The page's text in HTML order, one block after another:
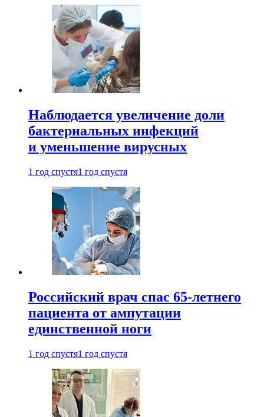
Наблюдается увеличение доли
бактериальных инфекций
и уменьшение вирусных
1 год спустя1 год спустя
Российский врач спас 65-летнего
пациента от ампутации
единственной ноги
1 год спустя1 год спустя